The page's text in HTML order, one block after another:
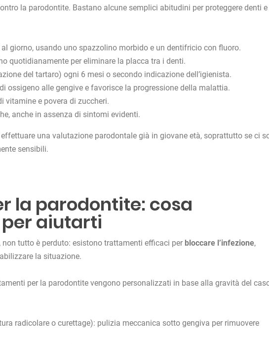
la parodontite. Bastano alcune semplici abitudini per proteggere denti e
giorno, usando uno spazzolino morbido e un dentifricio con fluoro.
quotidianamente per eliminare la placca tra i denti.
del tartaro) ogni 6 mesi o secondo indicazione dell’igienista.
ossigeno alle gengive e favorisce la progressione della malattia.
vitamine e povera di zuccheri.
anche in assenza di sintomi evidenti.
una valutazione parodontale già in giovane età, soprattutto se ci
sensibili.
la parodontite: cosa
aiutarti
tutto è perduto: esistono trattamenti efficaci per bloccare l’infezione,
la situazione.
per la parodontite vengono personalizzati in base alla gravità del
radicolare o curettage): pulizia meccanica sotto gengiva per rimuovere